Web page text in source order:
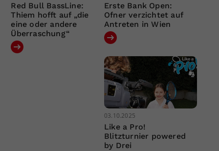
Red Bull BassLine:
Thiem hofft auf „die
eine oder andere
Überraschung“
Erste Bank Open:
Ofner verzichtet auf
Antreten in Wien
03.10.2025
Like a Pro!
Blitzturnier powered
by Drei